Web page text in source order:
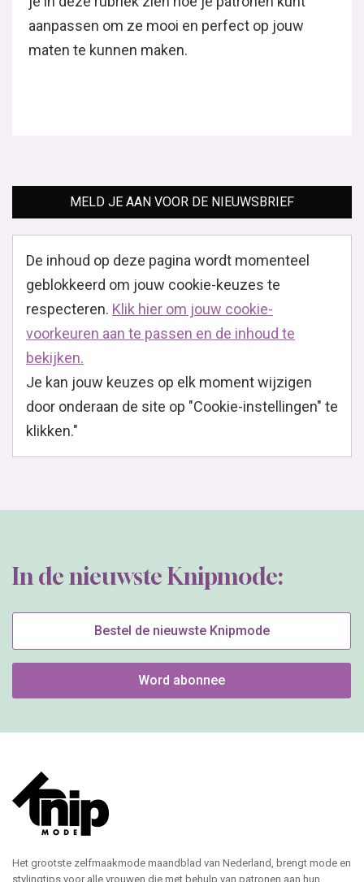
aanpassen om ze mooi en perfect op jouw
maten te kunnen maken.
MELD JE AAN VOOR DE NIEUWSBRIEF
De inhoud op deze pagina wordt momenteel
geblokkeerd om jouw cookie-keuzes te
respecteren. Klik hier om jouw cookie-
voorkeuren aan te passen en de inhoud te
bekijken.
Je kan jouw keuzes op elk moment wijzigen
door onderaan de site op "Cookie-instellingen" te
klikken."
In de nieuwste Knipmode:
Bestel de nieuwste Knipmode
Word abonnee
Het grootste zelfmaakmode maandblad van Nederland, brengt mode en
stylingtips voor alle vrouwen die met behulp van patronen aan hun